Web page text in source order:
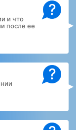
?
и что
после ее
?